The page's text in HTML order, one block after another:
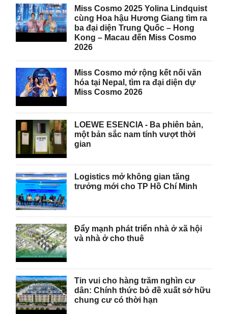
Miss Cosmo 2025 Yolina Lindquist
cùng Hoa hậu Hương Giang tìm ra
ba đại diện Trung Quốc – Hong
Kong – Macau đến Miss Cosmo
2026
Miss Cosmo mở rộng kết nối văn
hóa tại Nepal, tìm ra đại diện dự
Miss Cosmo 2026
LOEWE ESENCIA - Ba phiên bản,
một bản sắc nam tính vượt thời
gian
Logistics mở không gian tăng
trưởng mới cho TP Hồ Chí Minh
Đẩy mạnh phát triển nhà ở xã hội
và nhà ở cho thuê
Tin vui cho hàng trăm nghìn cư
dân: Chính thức bỏ đề xuất sở hữu
chung cư có thời hạn